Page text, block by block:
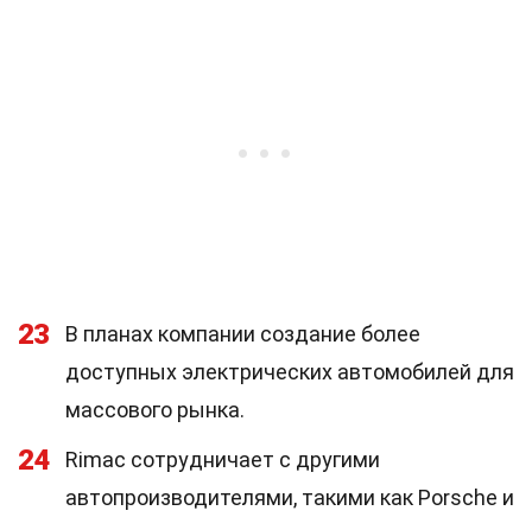
23
В планах компании создание более
доступных электрических автомобилей для
массового рынка.
24
Rimac сотрудничает с другими
автопроизводителями, такими как Porsche и